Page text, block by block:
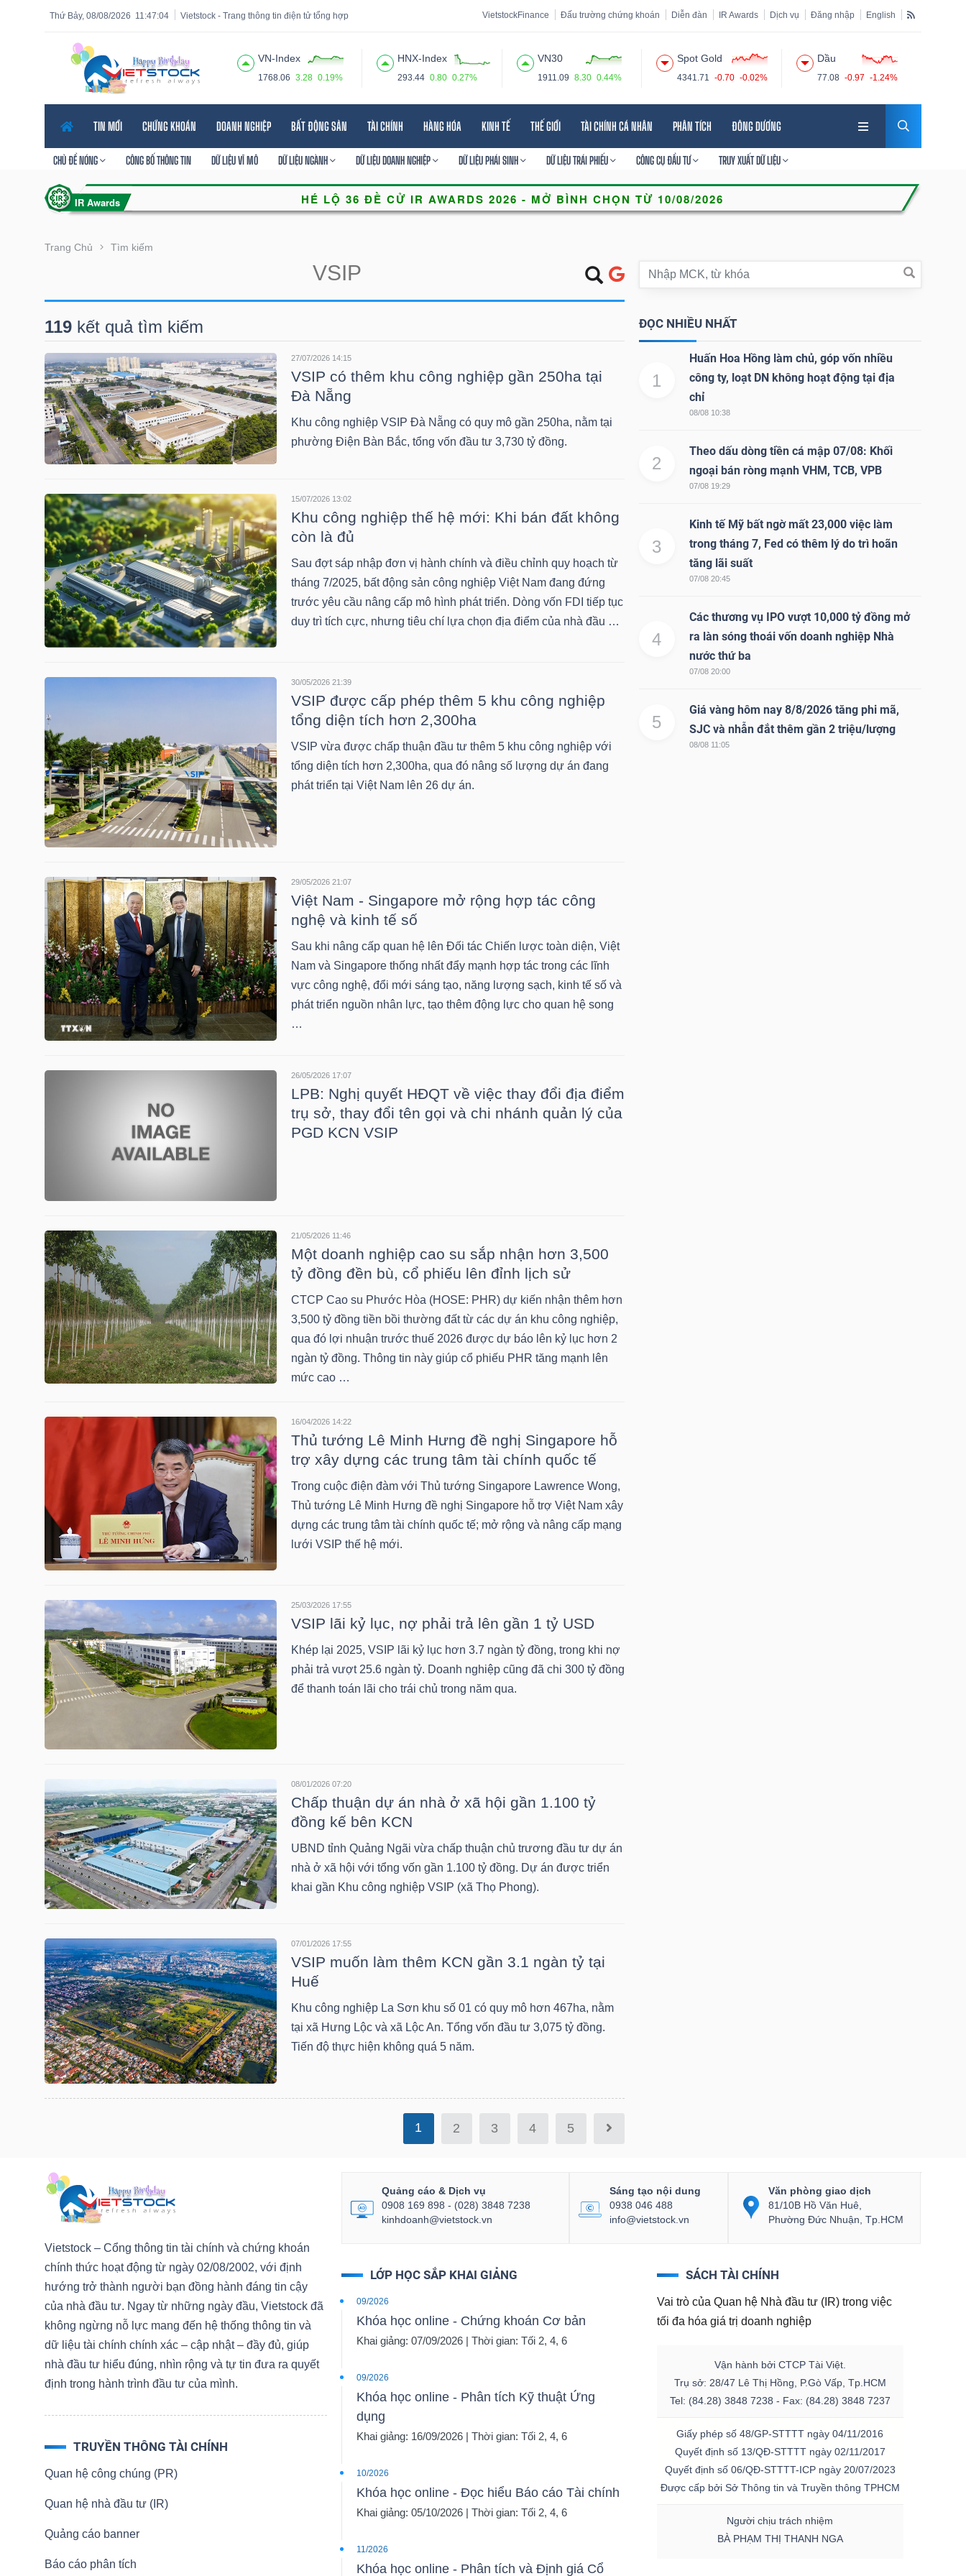
11:47:05
Thứ Bảy, 08/08/2026 Vietstock - Trang thông tin điện tử tổng hợp VietstockFinance Đấu trường chứng khoán Diễn đàn IR Awards Dịch vụ Đăng nhập English
VN-Index
1768.06 3.28 0.19%
HNX-Index
293.44 0.80 0.27%
VN30
1911.09 8.30 0.44%
Spot Gold
4341.71 -0.70 -0.02%
Dầu
77.08 -0.97 -1.24%
TIN MỚI CHỨNG KHOÁN DOANH NGHIỆP BẤT ĐỘNG SẢN TÀI CHÍNH HÀNG HÓA KINH TẾ THẾ GIỚI TÀI CHÍNH CÁ NHÂN PHÂN TÍCH ĐÔNG DƯƠNG
CHỦ ĐỀ NÓNG CÔNG BỐ THÔNG TIN DỮ LIỆU VĨ MÔ DỮ LIỆU NGÀNH DỮ LIỆU DOANH NGHIỆP DỮ LIỆU PHÁI SINH DỮ LIỆU TRÁI PHIẾU CÔNG CỤ ĐẦU TƯ TRUY XUẤT DỮ LIỆU
Trang Chủ Tìm kiếm
119 kết quả tìm kiếm
27/07/2026 14:15
VSIP có thêm khu công nghiệp gần 250ha tại
Đà Nẵng
Khu công nghiệp VSIP Đà Nẵng có quy mô gần 250ha, nằm tại
phường Điện Bàn Bắc, tổng vốn đầu tư 3,730 tỷ đồng.
15/07/2026 13:02
Khu công nghiệp thế hệ mới: Khi bán đất không
còn là đủ
Sau đợt sáp nhập đơn vị hành chính và điều chỉnh quy hoạch từ
tháng 7/2025, bất động sản công nghiệp Việt Nam đang đứng
trước yêu cầu nâng cấp mô hình phát triển. Dòng vốn FDI tiếp tục
duy trì tích cực, nhưng tiêu chí lựa chọn địa điểm của nhà đầu …
30/05/2026 21:39
VSIP được cấp phép thêm 5 khu công nghiệp
tổng diện tích hơn 2,300ha
VSIP vừa được chấp thuận đầu tư thêm 5 khu công nghiệp với
tổng diện tích hơn 2,300ha, qua đó nâng số lượng dự án đang
phát triển tại Việt Nam lên 26 dự án.
29/05/2026 21:07
Việt Nam - Singapore mở rộng hợp tác công
nghệ và kinh tế số
Sau khi nâng cấp quan hệ lên Đối tác Chiến lược toàn diện, Việt
Nam và Singapore thống nhất đẩy mạnh hợp tác trong các lĩnh
vực công nghệ, đổi mới sáng tạo, năng lượng sạch, kinh tế số và
phát triển nguồn nhân lực, tạo thêm động lực cho quan hệ song
…
26/05/2026 17:07
LPB: Nghị quyết HĐQT về việc thay đổi địa điểm
trụ sở, thay đổi tên gọi và chi nhánh quản lý của
PGD KCN VSIP
21/05/2026 11:46
Một doanh nghiệp cao su sắp nhận hơn 3,500
tỷ đồng đền bù, cổ phiếu lên đỉnh lịch sử
CTCP Cao su Phước Hòa (HOSE: PHR) dự kiến nhận thêm hơn
3,500 tỷ đồng tiền bồi thường đất từ các dự án khu công nghiệp,
qua đó lợi nhuận trước thuế 2026 được dự báo lên kỷ lục hơn 2
ngàn tỷ đồng. Thông tin này giúp cổ phiếu PHR tăng mạnh lên
mức cao …
16/04/2026 14:22
Thủ tướng Lê Minh Hưng đề nghị Singapore hỗ
trợ xây dựng các trung tâm tài chính quốc tế
Trong cuộc điện đàm với Thủ tướng Singapore Lawrence Wong,
Thủ tướng Lê Minh Hưng đề nghị Singapore hỗ trợ Việt Nam xây
dựng các trung tâm tài chính quốc tế; mở rộng và nâng cấp mạng
lưới VSIP thế hệ mới.
25/03/2026 17:55
VSIP lãi kỷ lục, nợ phải trả lên gần 1 tỷ USD
Khép lại 2025, VSIP lãi kỷ lục hơn 3.7 ngàn tỷ đồng, trong khi nợ
phải trả vượt 25.6 ngàn tỷ. Doanh nghiệp cũng đã chi 300 tỷ đồng
để thanh toán lãi cho trái chủ trong năm qua.
08/01/2026 07:20
Chấp thuận dự án nhà ở xã hội gần 1.100 tỷ
đồng kế bên KCN
UBND tỉnh Quảng Ngãi vừa chấp thuận chủ trương đầu tư dự án
nhà ở xã hội với tổng vốn gần 1.100 tỷ đồng. Dự án được triển
khai gần Khu công nghiệp VSIP (xã Thọ Phong).
07/01/2026 17:55
VSIP muốn làm thêm KCN gần 3.1 ngàn tỷ tại
Huế
Khu công nghiệp La Sơn khu số 01 có quy mô hơn 467ha, nằm
tại xã Hưng Lộc và xã Lộc An. Tổng vốn đầu tư 3,075 tỷ đồng.
Tiến độ thực hiện không quá 5 năm.
1 2 3 4 5
ĐỌC NHIỀU NHẤT
1
Huấn Hoa Hồng làm chủ, góp vốn nhiều
công ty, loạt DN không hoạt động tại địa
chỉ
08/08 10:38
2
Theo dấu dòng tiền cá mập 07/08: Khối
ngoại bán ròng mạnh VHM, TCB, VPB
07/08 19:29
3
Kinh tế Mỹ bất ngờ mất 23,000 việc làm
trong tháng 7, Fed có thêm lý do trì hoãn
tăng lãi suất
07/08 20:45
4
Các thương vụ IPO vượt 10,000 tỷ đồng mở
ra làn sóng thoái vốn doanh nghiệp Nhà
nước thứ ba
07/08 20:00
5
Giá vàng hôm nay 8/8/2026 tăng phi mã,
SJC và nhẫn đắt thêm gần 2 triệu/lượng
08/08 11:05
Vietstock – Cổng thông tin tài chính và chứng khoán
chính thức hoạt động từ ngày 02/08/2002, với định
hướng trở thành người bạn đồng hành đáng tin cậy
của nhà đầu tư. Ngay từ những ngày đầu, Vietstock đã
không ngừng nỗ lực mang đến hệ thống thông tin và
dữ liệu tài chính chính xác – cập nhật – đầy đủ, giúp
nhà đầu tư hiểu đúng, nhìn rộng và tự tin đưa ra quyết
định trong hành trình đầu tư của mình.
TRUYỀN THÔNG TÀI CHÍNH
Quan hệ công chúng (PR)
Quan hệ nhà đầu tư (IR)
Quảng cáo banner
Báo cáo phân tích
Quảng cáo & Dịch vụ
0908 169 898 - (028) 3848 7238
kinhdoanh@vietstock.vn
Sáng tạo nội dung
0938 046 488
info@vietstock.vn
Văn phòng giao dịch
81/10B Hồ Văn Huê,
Phường Đức Nhuận, Tp.HCM
LỚP HỌC SẮP KHAI GIẢNG
09/2026
Khóa học online - Chứng khoán Cơ bản
Khai giảng: 07/09/2026 | Thời gian: Tối 2, 4, 6
09/2026
Khóa học online - Phân tích Kỹ thuật Ứng
dụng
Khai giảng: 16/09/2026 | Thời gian: Tối 2, 4, 6
10/2026
Khóa học online - Đọc hiểu Báo cáo Tài chính
Khai giảng: 05/10/2026 | Thời gian: Tối 2, 4, 6
11/2026
Khóa học online - Phân tích và Định giá Cổ
SÁCH TÀI CHÍNH
Vai trò của Quan hệ Nhà đầu tư (IR) trong việc
tối đa hóa giá trị doanh nghiệp
Vận hành bởi CTCP Tài Việt.
Trụ sở: 28/47 Lê Thị Hồng, P.Gò Vấp, Tp.HCM
Tel: (84.28) 3848 7238 - Fax: (84.28) 3848 7237
Giấy phép số 48/GP-STTTT ngày 04/11/2016
Quyết định số 13/QĐ-STTTT ngày 02/11/2017
Quyết định số 06/QĐ-STTTT-ICP ngày 20/07/2023
Được cấp bởi Sở Thông tin và Truyền thông TPHCM
Người chịu trách nhiệm
BÀ PHẠM THỊ THANH NGA
Tính năng
năng
VIETSTOCK
KHOÁN
DOANH
NGHIỆP
BẤT
SẢN
CHÍNH
KINH
THẾ
GIỚI
ĐÔNG
DƯƠNG
CHÍNH
NGÀNH
PHIẾU
SINH
TRÁI
PHIẾU
ĐẦU
TRUY
XUẤT
LIỆU
Ngành
SECTOR
LƯỢNG
NGUYÊN
VẬT
LIỆU
NGHIỆP
TIÊU
KHÔNG
THIẾT